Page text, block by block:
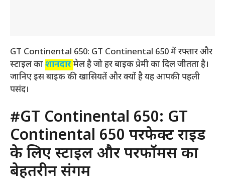
GT Continental 650: GT Continental 650 में रफ्तार और
स्टाइल काशानदारमेल है जो हर बाइक प्रेमी का दिल जीतता है।
जानिए इस बाइक की खासियतें और क्यों है यह आपकी पहली
पसंद।
#GT Continental 650: GT
Continental 650 परफेक्ट राइड
के लिए स्टाइल और परफॉर्मेंस का
बेहतरीन संगम